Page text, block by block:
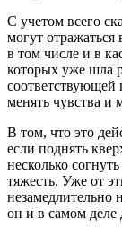
С учетом всего
могут отражаться
в том числе и в
которых уже шла
менять чувства и
В том, что это
если поднять
несколько
тяжесть. Уже от
незамедлительно
он и в самом деле